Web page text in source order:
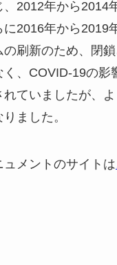
2012年から2014
に2016年から2019
刷新のため、閉
く、COVID-19の影
れていましたが、
ました。
ュメントのサイトは